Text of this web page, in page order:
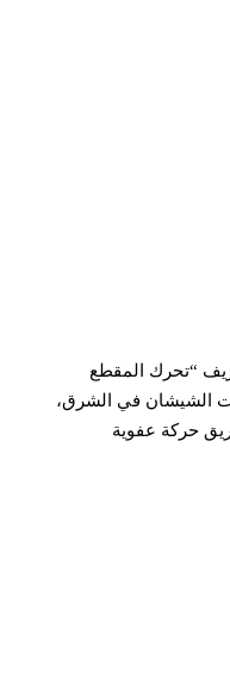
“تحرك المقطع
الشيشان في الشرق،
حركة عفوية